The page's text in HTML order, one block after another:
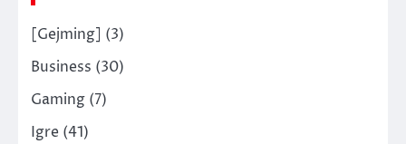
[Gejming] (3)
Business (30)
Gaming (7)
Igre (41)